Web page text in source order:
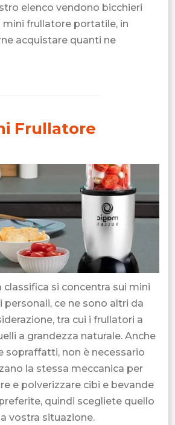
elenco vendono bicchieri
mini frullatore portatile, in
acquistare quanti ne
Frullatore
classifica si concentra sui mini
ce ne sono altri da
tra cui i frullatori a
a grandezza naturale. Anche
sopraffatti, non è necessario
la stessa meccanica per
e polverizzare cibi e bevande
quindi scegliete quello
vostra situazione.